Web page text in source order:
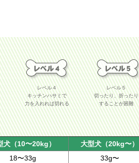
レベル４
キッチンハサミで
力を入れれば切れる
レベル５
切ったり、折ったり
することが困難
犬（10〜20kg）
大型犬（20kg〜）
18〜33g 33g〜